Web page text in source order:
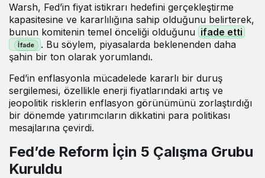
Warsh, Fed’in fiyat istikrarı hedefini gerçekleştirme
kapasitesine ve kararlılığına sahip olduğunu belirterek,
bunun komitenin temel önceliği olduğunu ifade etti
. Bu söylem, piyasalarda beklenenden daha
şahin bir ton olarak yorumlandı.
Fed’in enflasyonla mücadelede kararlı bir duruş
sergilemesi, özellikle enerji fiyatlarındaki artış ve
jeopolitik risklerin enflasyon görünümünü zorlaştırdığı
bir dönemde yatırımcıların dikkatini para politikası
mesajlarına çevirdi.
Fed’de Reform İçin 5 Çalışma Grubu
Kuruldu